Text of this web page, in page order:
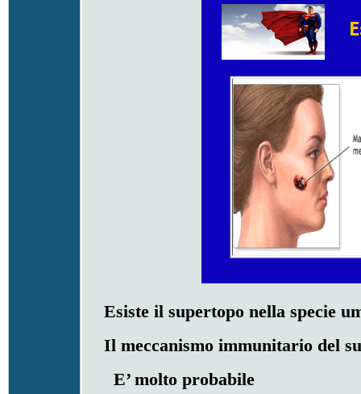
Esiste il supertopo nella specie
Il meccanismo immunitario del
E’ molto probabile